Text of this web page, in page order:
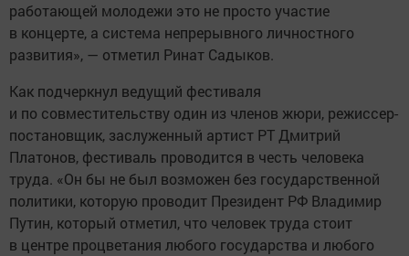
работающей молодежи это не просто участие
в концерте, а система непрерывного личностного
развития», — отметил Ринат Садыков.
Как подчеркнул ведущий фестиваля
и по совместительству один из членов жюри, режиссер-
постановщик, заслуженный артист РТ Дмитрий
Платонов, фестиваль проводится в честь человека
труда. «Он бы не был возможен без государственной
политики, которую проводит Президент РФ Владимир
Путин, который отметил, что человек труда стоит
в центре процветания любого государства и любого